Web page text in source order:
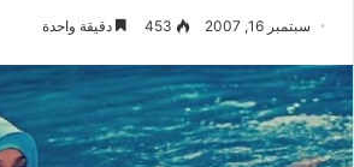
سبتمبر 16, 2007 453 دقيقة واحدة